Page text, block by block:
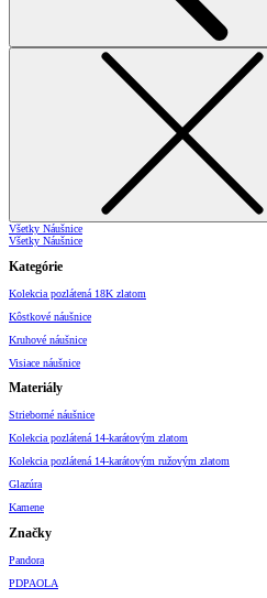
Všetky Náušnice
Všetky Náušnice
Kategórie
Kolekcia pozlátená 18K zlatom
Kôstkové náušnice
Kruhové náušnice
Visiace náušnice
Materiály
Strieborné náušnice
Kolekcia pozlátená 14-karátovým zlatom
Kolekcia pozlátená 14-karátovým ružovým zlatom
Glazúra
Kamene
Značky
Pandora
PDPAOLA